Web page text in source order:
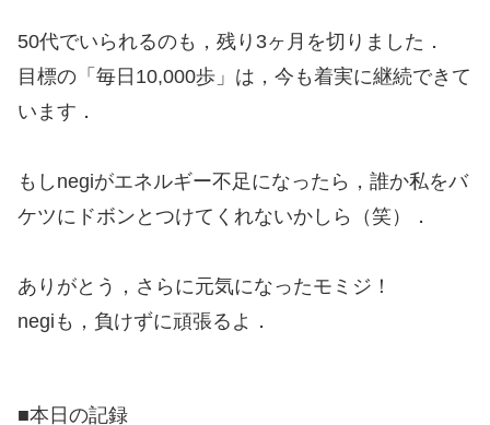
50代でいられるのも，残り3ヶ月を切りました．
目標の「毎日10,000歩」は，今も着実に継続できて
います．
もしnegiがエネルギー不足になったら，誰か私をバ
ケツにドボンとつけてくれないかしら（笑）．
ありがとう，さらに元気になったモミジ！
negiも，負けずに頑張るよ．
■本日の記録